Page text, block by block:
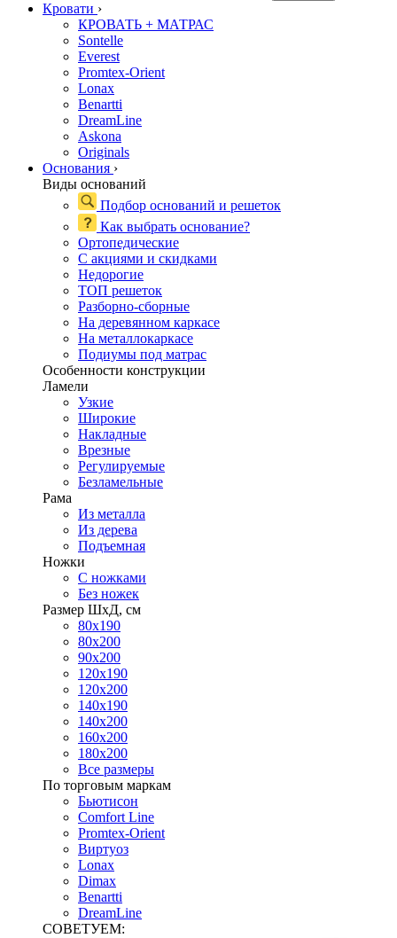
Кровати ›
КРОВАТЬ + МАТРАС
Sontelle
Everest
Promtex-Orient
Lonax
Benartti
DreamLine
Askona
Originals
Основания ›
Виды оснований
Подбор оснований и решеток
Как выбрать основание?
Ортопедические
С акциями и скидками
Недорогие
ТОП решеток
Разборно-сборные
На деревянном каркасе
На металлокаркасе
Подиумы под матрас
Особенности конструкции
Ламели
Узкие
Широкие
Накладные
Врезные
Регулируемые
Безламельные
Рама
Из металла
Из дерева
Подъемная
Ножки
С ножками
Без ножек
Размер ШхД, см
80х190
80х200
90х200
120х190
120х200
140х190
140х200
160х200
180х200
Все размеры
По торговым маркам
Бьютисон
Comfort Line
Promtex-Orient
Виртуоз
Lonax
Dimax
Benartti
DreamLine
СОВЕТУЕМ: